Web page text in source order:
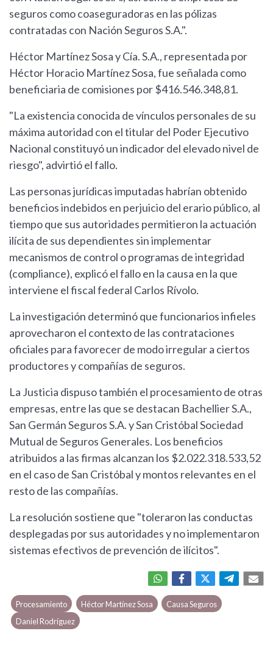
seguros como coaseguradoras en las pólizas
contratadas con Nación Seguros S.A.".
Héctor Martínez Sosa y Cía. S.A., representada por
Héctor Horacio Martínez Sosa, fue señalada como
beneficiaria de comisiones por $416.546.348,81.
"La existencia conocida de vínculos personales de su
máxima autoridad con el titular del Poder Ejecutivo
Nacional constituyó un indicador del elevado nivel de
riesgo", advirtió el fallo.
Las personas jurídicas imputadas habrían obtenido
beneficios indebidos en perjuicio del erario público, al
tiempo que sus autoridades permitieron la actuación
ilícita de sus dependientes sin implementar
mecanismos de control o programas de integridad
(compliance), explicó el fallo en la causa en la que
interviene el fiscal federal Carlos Rívolo.
La investigación determinó que funcionarios infieles
aprovecharon el contexto de las contrataciones
oficiales para favorecer de modo irregular a ciertos
productores y compañías de seguros.
La Justicia dispuso también el procesamiento de otras
empresas, entre las que se destacan Bachellier S.A.,
San Germán Seguros S.A. y San Cristóbal Sociedad
Mutual de Seguros Generales. Los beneficios
atribuidos a las firmas alcanzan los $2.022.318.533,52
en el caso de San Cristóbal y montos relevantes en el
resto de las compañías.
La resolución sostiene que "toleraron las conductas
desplegadas por sus autoridades y no implementaron
sistemas efectivos de prevención de ilícitos".
Procesamiento Héctor Martínez Sosa
Causa Seguros
Daniel Rodríguez